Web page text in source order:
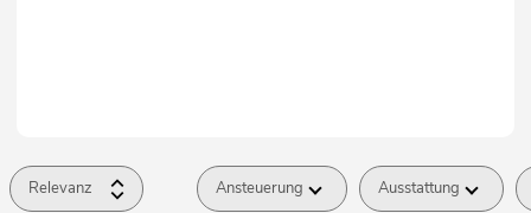
Relevanz Ansteuerung Ausstattung